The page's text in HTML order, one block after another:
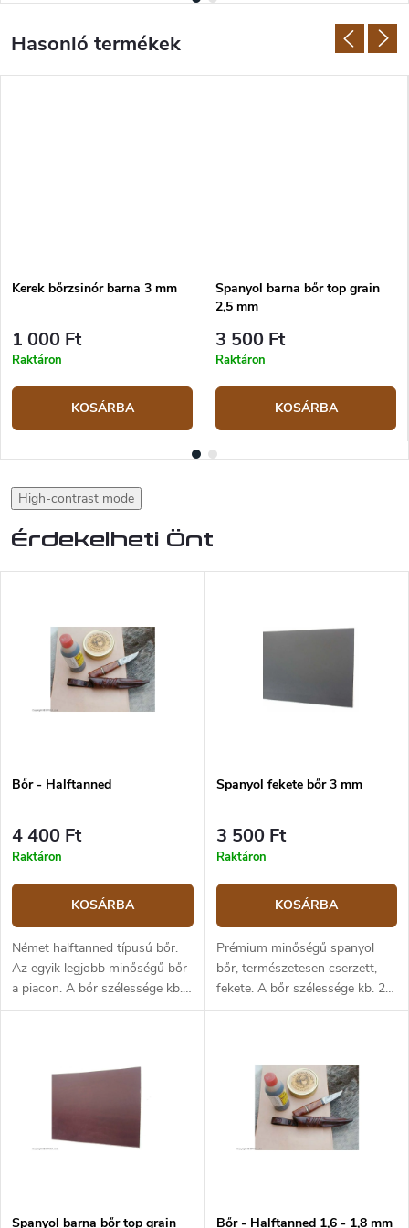
Kerek bőrzsinór barna 3 mm
1 000 Ft
Raktáron
KOSÁRBA
Spanyol barna bőr top grain
2,5 mm
3 500 Ft
Raktáron
KOSÁRBA
High-contrast mode
Érdekelheti Önt
Bőr - Halftanned
4 400 Ft
Raktáron
KOSÁRBA
Német halftanned típusú bőr.
Az egyik legjobb minőségű bőr
a piacon. A bőr szélessége kb.
20 cm, vastagsága kb. 2,5 mm.
szüksége (hossz: 10 cm ×
szélesség: 20 cm), tegye a
(hossz: 20 cm × szélesség: 20
cm), tegye a kosárba 2-t, ha 30
Spanyol fekete bőr 3 mm
3 500 Ft
Raktáron
KOSÁRBA
Prémium minőségű spanyol
bőr, természetesen cserzett,
fekete. A bőr szélessége kb. 20
cm, vastagsága kb. 3 mm. A
szüksége (hossz: 10 cm ×
szélesség: 20 cm), tegye a
kosárba 1-et. Ha 20 cm-re
(hossz: 20 cm × szélesség: 20
cm), tegye a kosárba 2-t, ha 30
Spanyol barna bőr top grain
Bőr - Halftanned 1,6 - 1,8 mm